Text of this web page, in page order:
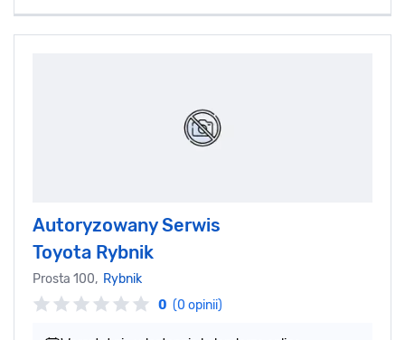
Autoryzowany Serwis
Toyota Rybnik
Prosta 100, Rybnik
0 (0 opinii)